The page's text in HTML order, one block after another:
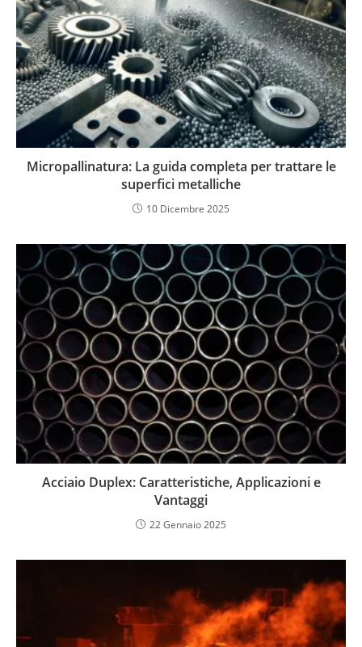
Micropallinatura: La guida completa per trattare le
superfici metalliche
10 Dicembre 2025
Acciaio Duplex: Caratteristiche, Applicazioni e
Vantaggi
22 Gennaio 2025